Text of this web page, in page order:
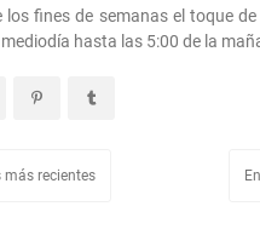
los fines de semanas el toque
mediodía hasta las 5:00 de la
más recientes